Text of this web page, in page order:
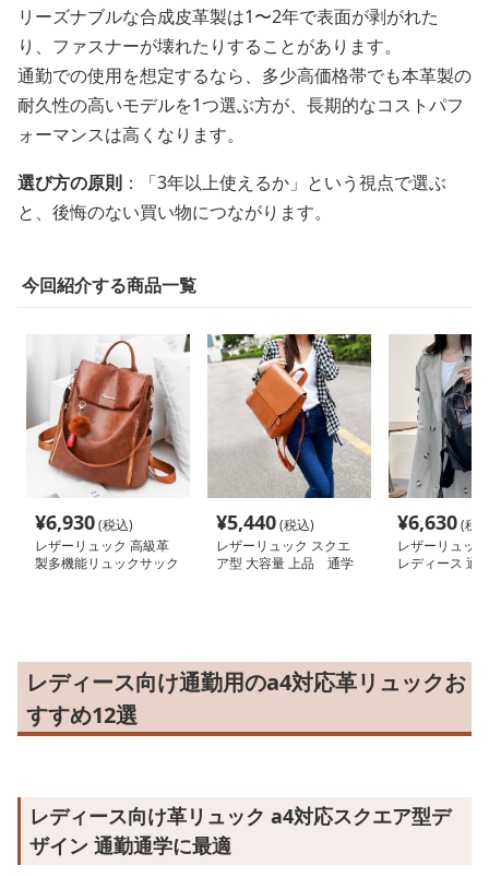
リーズナブルな合成皮革製は1〜2年で表面が剥がれた
り、ファスナーが壊れたりすることがあります。
通勤での使用を想定するなら、多少高価格帯でも本革製の
耐久性の高いモデルを1つ選ぶ方が、長期的なコストパフ
ォーマンスは高くなります。
選び方の原則 ：「3年以上使えるか」という視点で選ぶ
と、後悔のない買い物につながります。
今回紹介する商品一覧
¥6,930(税込)
レザーリュック 高級革
製多機能リュックサック
¥5,440(税込)
レザーリュック スクエ
ア型 大容量 上品 通学
¥6,630(税
レザーリュッ
レディース 通
レディース向け通勤用のa4対応革リュックお
すすめ12選
レディース向け革リュック a4対応スクエア型デ
ザイン 通勤通学に最適